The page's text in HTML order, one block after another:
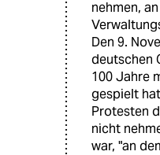
nehmen,
Den 9.
deutschen
100 Jahre
gespielt
Protesten
nicht
war, "an